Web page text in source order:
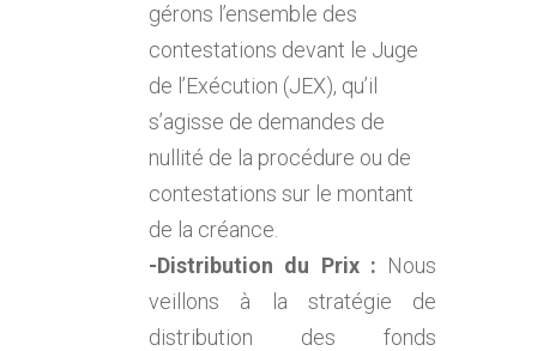
gérons l’ensemble des
contestations devant le Juge
de l’Exécution (JEX), qu’il
s’agisse de demandes de
nullité de la procédure ou de
contestations sur le montant
de la créance.
-Distribution du Prix : Nous
veillons à la stratégie de
distribution des fonds